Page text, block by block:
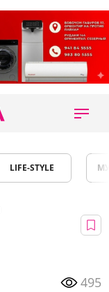
LIFE-STYLE
495